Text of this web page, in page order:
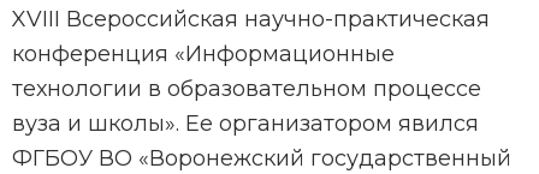
XVIII Всероссийская научно-практическая
конференция «Информационные
технологии в образовательном процессе
вуза и школы». Ее организатором явился
ФГБОУ ВО «Воронежский государственный